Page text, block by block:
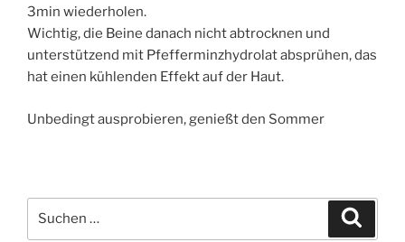
3min wiederholen.
Wichtig, die Beine danach nicht abtrocknen und
unterstützend mit Pfefferminzhydrolat absprühen, das
hat einen kühlenden Effekt auf der Haut.
Unbedingt ausprobieren, genießt den Sommer
nach: